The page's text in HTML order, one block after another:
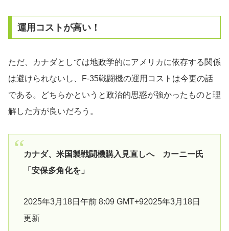
運用コストが高い！
ただ、カナダとしては地政学的にアメリカに依存する関係
は避けられないし、F-35戦闘機の運用コストは今更の話
である。どちらかというと政治的思惑が強かったものと理
解した方が良いだろう。
カナダ、米国製戦闘機購入見直しへ カーニー氏
「安保多角化を」
2025年3月18日午前 8:09 GMT+92025年3月18日
更新